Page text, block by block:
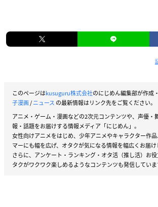
このページはkusuguru株式会社のにじめん編集部が作成
子漫画/ニュース の最新情報はリンク先をご覧ください。
アニメ・ゲーム・漫画などの2次元コンテンツや、声優・
報・話題をお届けする情報メディア「にじめん」。
女性向けアニメをはじめ、少年アニメやキャラクター作
マーにも幅を広げ、オタクが気になる情報を幅広くお届け
さらに、アンケート・ランキング・オタ活（推し活）お
タクがワクワク楽しめるようなコンテンツも発信していま